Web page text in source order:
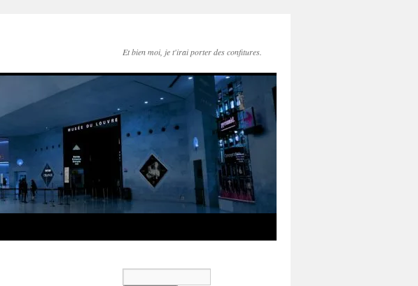
Et bien moi, je t'irai porter des confitures.